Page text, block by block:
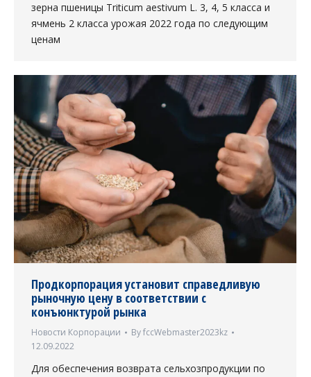
зерна пшеницы Triticum aestivum L. 3, 4, 5 класса и
ячмень 2 класса урожая 2022 года по следующим
ценам
Продкорпорация установит справедливую
рыночную цену в соответствии с
конъюнктурой рынка
Новости Корпорации ByfccWebmaster2023kz
12.09.2022
Для обеспечения возврата сельхозпродукции по